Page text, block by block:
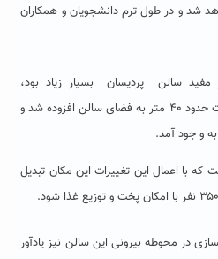
شد و در طول ترم دانشجویان و همکاران
مفید سالن پردیسان بسیار زیاد بود،
خاطرنشان کرد: با اعمال این تغییرات حدود ۴۰ متر به فضای سالن افزوده شد و
و جود آمد.
با اعمال این تغییرات این مکان تبدیل
در محوطه بیرونی این سالن نیز یادآور